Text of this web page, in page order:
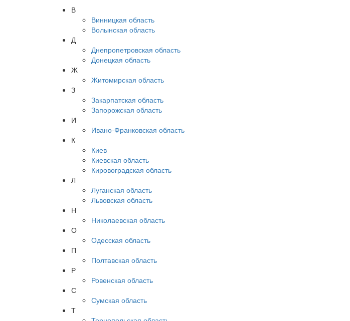
В
Винницкая область
Волынская область
Д
Днепропетровская область
Донецкая область
Ж
Житомирская область
З
Закарпатская область
Запорожская область
И
Ивано-Франковская область
К
Киев
Киевская область
Кировоградская область
Л
Луганская область
Львовская область
Н
Николаевская область
О
Одесская область
П
Полтавская область
Р
Ровенская область
С
Сумская область
Т